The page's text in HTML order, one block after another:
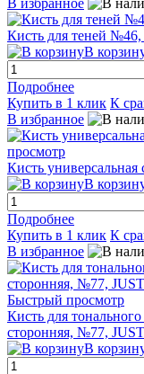
Кисть для теней №46,
В
Подробнее
Купить в 1 клик К
В избранное
просмотр
Кисть
В
Подробнее
Купить в 1 клик К
В избранное
Быстрый просмотр
Кисть для
сторонняя, №77, JUST
В